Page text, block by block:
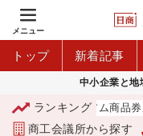
メニュー
トップ 新着記事
中小企業と地
ランキング
森市プレミアム商品券」利
商工会議所から探す